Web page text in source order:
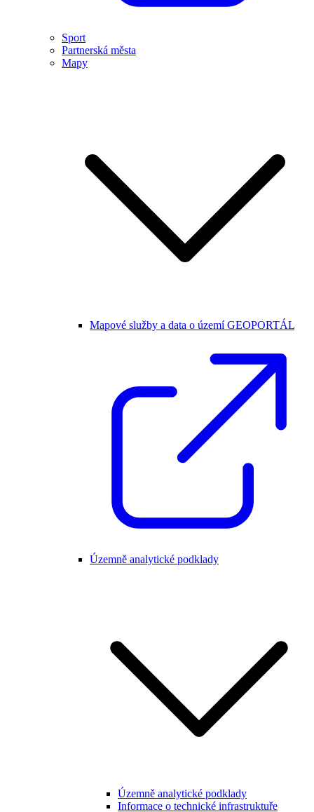
Sport
Partnerská města
Mapy
Mapové služby a data o území GEOPORTÁL
Územně analytické podklady
Územně analytické podklady
Informace o technické infrastruktuře